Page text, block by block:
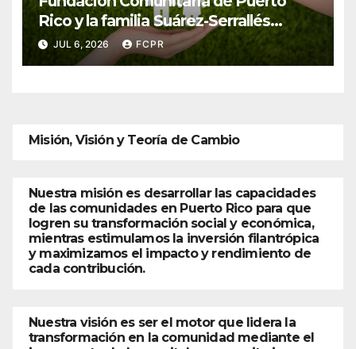
Rico y la familia Suárez-Serrallés
anuncian convocatoria para fortalecer
hogares y albergues infantiles
JUL 6, 2026 FCPR
Misión, Visión y Teoría de Cambio
Nuestra misión es desarrollar las capacidades
de las comunidades en Puerto Rico para que
logren su transformación social y económica,
mientras estimulamos la inversión filantrópica
y maximizamos el impacto y rendimiento de
cada contribución.
Nuestra visión es ser el motor que lidera la
transformación en la comunidad mediante el